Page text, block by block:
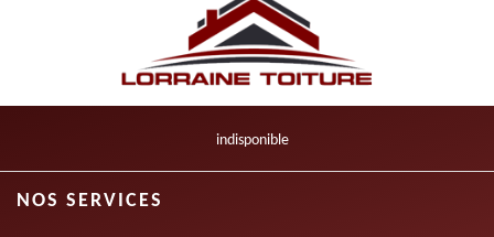
indisponible
NOS SERVICES